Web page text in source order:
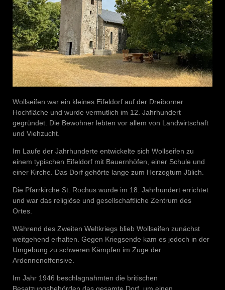
Wollseifen war ein kleines Eifeldorf auf der Dreiborner
Hochfläche und wurde vermutlich im 12. Jahrhundert
gegründet. Die Bewohner lebten vor allem von Landwirtschaft
und Viehzucht.
Im Laufe der Jahrhunderte entwickelte sich Wollseifen zu
einem typischen Eifeldorf mit Bauernhöfen, einer Schule und
einer Kirche. Das Dorf gehörte lange zum Herzogtum Jülich.
Die Pfarrkirche St. Rochus wurde im 18. Jahrhundert errichtet
und war das religiöse und gesellschaftliche Zentrum des
Ortes.
Während des Zweiten Weltkriegs blieb Wollseifen zunächst
weitgehend erhalten. Gegen Kriegsende kam es jedoch in der
Umgebung zu schweren Kämpfen im Zuge der
Ardennenoffensive.
Im Jahr 1946 beschlagnahmten die britischen